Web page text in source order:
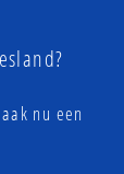
nu een